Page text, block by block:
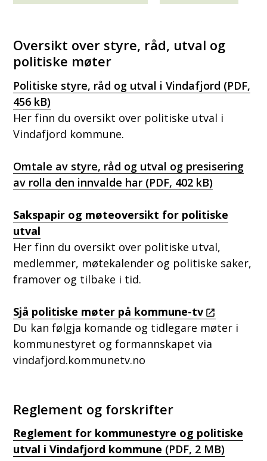
Oversikt over styre, råd, utval og
politiske møter
Politiske styre, råd og utval i Vindafjord (PDF,
456 kB)
Her finn du oversikt over politiske utval i
Vindafjord kommune.
Omtale av styre, råd og utval og presisering
av rolla den innvalde har (PDF, 402 kB)
Sakspapir og møteoversikt for politiske
utval
Her finn du oversikt over politiske utval,
medlemmer, møtekalender og politiske saker,
framover og tilbake i tid.
Sjå politiske møter på kommune-tv
Du kan følgja komande og tidlegare møter i
kommunestyret og formannskapet via
vindafjord.kommunetv.no
Reglement og forskrifter
Reglement for kommunestyre og politiske
utval i Vindafjord kommune (PDF, 2 MB)